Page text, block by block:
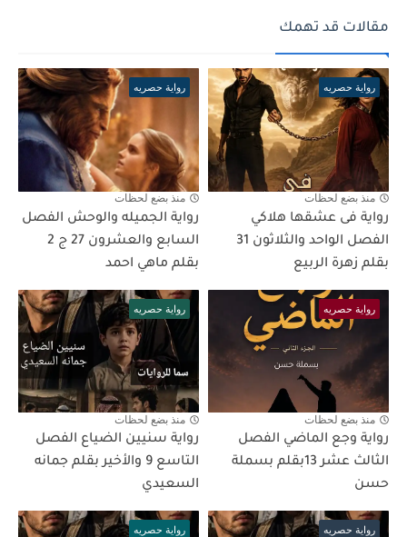
مقالات قد تهمك
رواية حصريه
منذ بضع لحظات
رواية فى عشقها هلاكي
الفصل الواحد والثلاثون 31
بقلم زهرة الربيع
رواية حصريه
منذ بضع لحظات
رواية الجميله والوحش الفصل
السابع والعشرون 27 ج 2
بقلم ماهي احمد
رواية حصريه
منذ بضع لحظات
رواية وجع الماضي الفصل
الثالث عشر 13بقلم بسملة
حسن
رواية حصريه
منذ بضع لحظات
رواية سنيين الضياع الفصل
التاسع 9 والأخير بقلم جمانه
السعيدي
رواية حصريه رواية حصريه